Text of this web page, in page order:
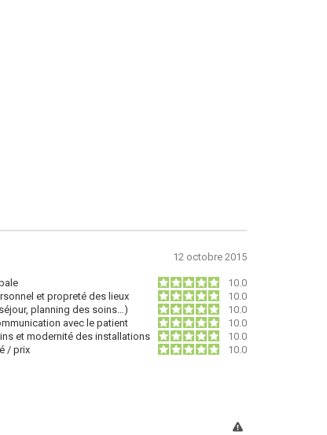
12 octobre 2015
10.0
et propreté des lieux
10.0
planning des soins…)
10.0
avec le patient
10.0
et modernité des installations
10.0
/ prix
10.0